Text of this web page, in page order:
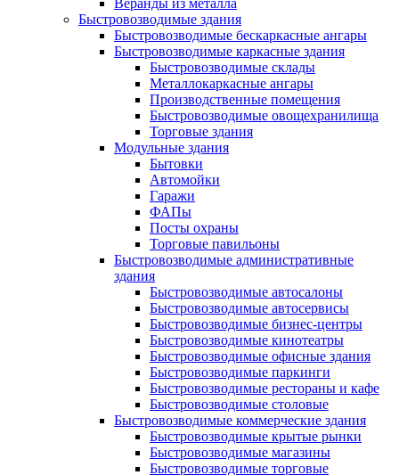
Веранды из металла
Быстровозводимые здания
Быстровозводимые бескаркасные ангары
Быстровозводимые каркасные здания
Быстровозводимые склады
Металлокаркасные ангары
Производственные помещения
Быстровозводимые овощехранилища
Торговые здания
Модульные здания
Бытовки
Автомойки
Гаражи
ФАПы
Посты охраны
Торговые павильоны
Быстровозводимые административные
здания
Быстровозводимые автосалоны
Быстровозводимые автосервисы
Быстровозводимые бизнес-центры
Быстровозводимые кинотеатры
Быстровозводимые офисные здания
Быстровозводимые паркинги
Быстровозводимые рестораны и кафе
Быстровозводимые столовые
Быстровозводимые коммерческие здания
Быстровозводимые крытые рынки
Быстровозводимые магазины
Быстровозводимые торговые